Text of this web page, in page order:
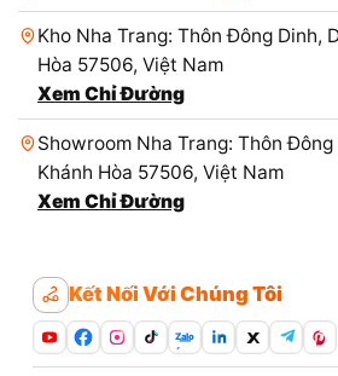
Kho Nha Trang: Thôn Đông Dinh,
Hòa 57506, Việt Nam
Xem Chỉ Đường
Showroom Nha Trang: Thôn Đông
Khánh Hòa 57506, Việt Nam
Xem Chỉ Đường
Kết Nối Với Chúng Tôi
Zalo